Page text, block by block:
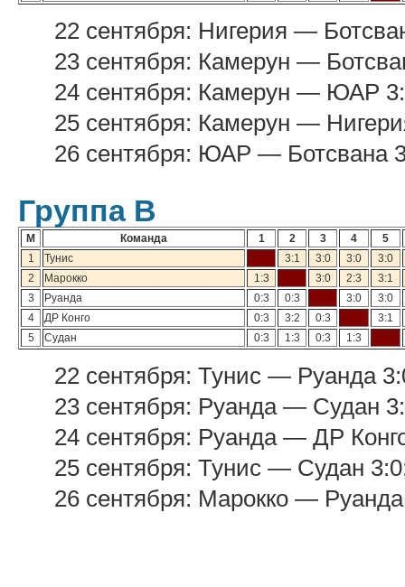
22 сентября: Нигерия —
23 сентября: Камерун —
24 сентября: Камерун — ЮАР
25 сентября: Камерун —
26 сентября: ЮАР — Ботсвана
Группа В
М Команда 1 2 3 4
5
1
Тунис 3:1 3:0 3:0
3:0
2
Марокко 1:3 3:0 2:3
3:1
3
Руанда 0:3 0:3 3:0
3:0
4
ДР Конго 0:3 3:2 0:3
3:1
5
Судан 0:3 1:3 0:3 1:3
22 сентября: Тунис — Руанда
23 сентября: Руанда — Судан
24 сентября: Руанда — ДР
25 сентября: Тунис — Судан
26 сентября: Марокко —